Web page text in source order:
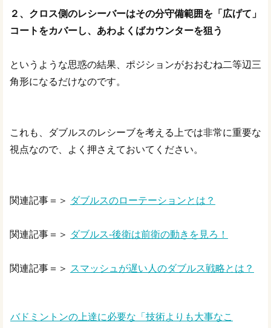
２、クロス側のレシーバーはその分守備範囲を「広げて」
コートをカバーし、あわよくばカウンターを狙う
というような思惑の結果、ポジションがおおむね二等辺三
角形になるだけなのです。
これも、ダブルスのレシーブを考える上では非常に重要な
視点なので、よく押さえておいてください。
関連記事＝＞ ダブルスのローテーションとは？
関連記事＝＞ ダブルス-後衛は前衛の動きを見ろ！
関連記事＝＞ スマッシュが遅い人のダブルス戦略とは？
バドミントンの上達に必要な「技術よりも大事なこ